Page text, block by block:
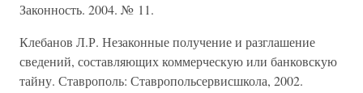
Законность. 2004. № 11.
Клебанов Л.Р. Незаконные получение и разглашение
сведений, составляющих коммерческую или банковскую
тайну. Ставрополь: Ставропольсервисшкола, 2002.